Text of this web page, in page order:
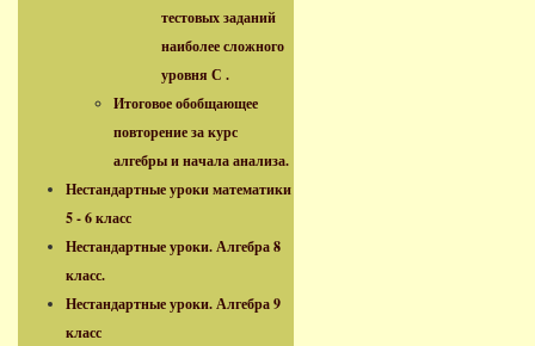
тестовых заданий
наиболее сложного
уровня С .
Итоговое обобщающее
повторение за курс
алгебры и начала анализа.
Нестандартные уроки математики
5 - 6 класс
Нестандартные уроки. Алгебра 8
класс.
Нестандартные уроки. Алгебра 9
класс